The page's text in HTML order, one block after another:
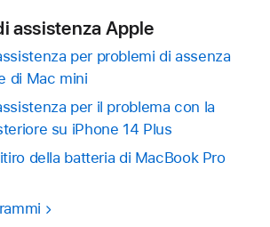
assistenza Apple
per problemi di assenza
di Mac mini
per il problema con la
su iPhone 14 Plus
della batteria di MacBook Pro